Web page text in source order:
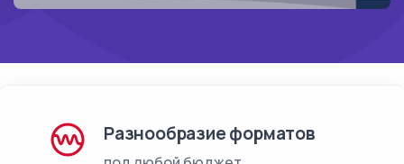
Разнообразие форматов